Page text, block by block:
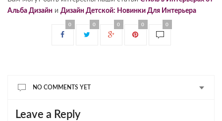
Альба Дизайн и Дизайн Детской: Новинки Для Интерьера
0 0 0 0 0
NO COMMENTS YET
Leave a Reply